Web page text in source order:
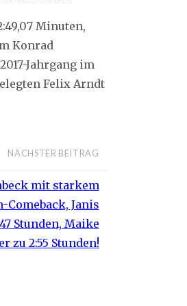
Minuten,
Konrad
Jahrgang im
Felix Arndt
NÄCHSTER BEITRAG
mit starkem
Comeback, Janis
Stunden, Maike
zu 2:55 Stunden!